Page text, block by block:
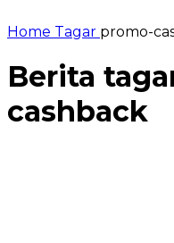
Home Tagar promo-
Berita
cashback